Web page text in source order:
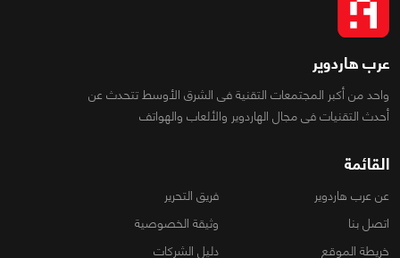
عرب هاردوير
واحد من أكبر المجتمعات التقنية فى الشرق الأوسط تتحدث عن
أحدث التقنيات فى مجال الهاردوير والألعاب والهواتف
القائمة
عن عرب هاردوير
فريق التحرير
اتصل بنا
وثيقة الخصوصية
خريطة الموقع
دليل الشركات